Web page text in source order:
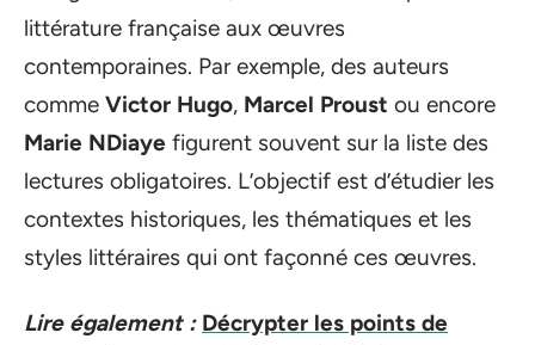
littérature française aux œuvres
contemporaines. Par exemple, des auteurs
comme Victor Hugo, Marcel Proust ou encore
Marie NDiaye figurent souvent sur la liste des
lectures obligatoires. L’objectif est d’étudier les
contextes historiques, les thématiques et les
styles littéraires qui ont façonné ces œuvres.
Lire également : Décrypter les points de